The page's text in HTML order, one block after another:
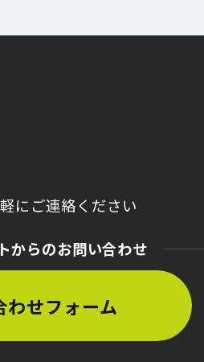
にご連絡ください
からのお問い合わせ
わせフォーム